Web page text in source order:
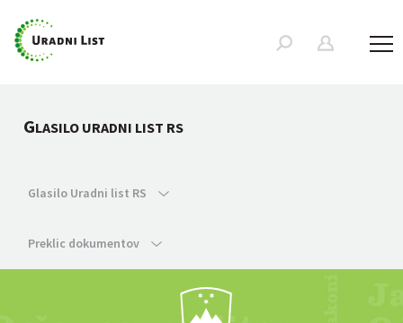
GLASILO URADNI LIST RS
Glasilo Uradni list RS
Preklic dokumentov